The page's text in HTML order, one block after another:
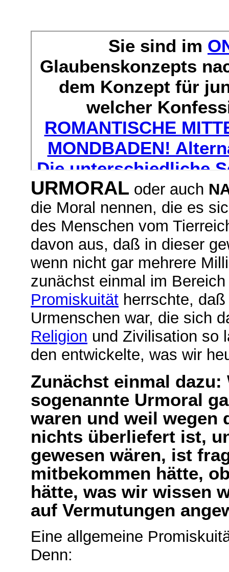
URMORAL oder auch
die Moral nennen, die es
des Menschen vom
davon aus, daß in dieser
wenn nicht gar mehrere
zunächst einmal im
Promiskuität herrschte,
Urmenschen war, die sich
Religion und Zivilisation so
den entwickelte, was wir
Zunächst einmal
sogenannte Urmoral
waren und weil wegen
nichts überliefert ist,
gewesen wären, ist
mitbekommen hätte,
hätte, was wir wissen
auf Vermutungen
Eine allgemeine
Denn: